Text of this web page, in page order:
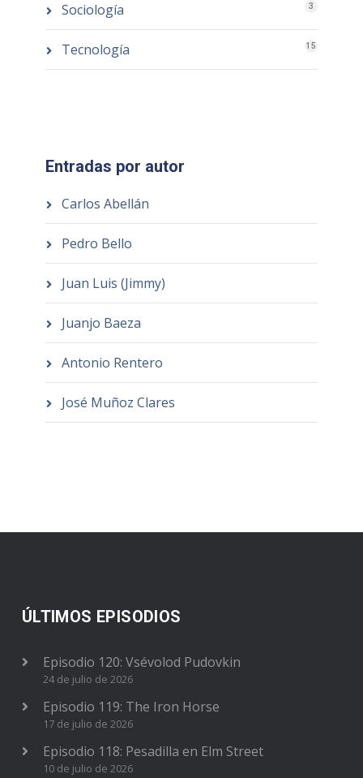
Sociología 3
Tecnología 15
Entradas por autor
Carlos Abellán
Pedro Bello
Juan Luis (Jimmy)
Juanjo Baeza
Antonio Rentero
José Muñoz Clares
ÚLTIMOS EPISODIOS
Episodio 120: Vsévolod Pudovkin
24 de julio de 2026
Episodio 119: The Iron Horse
17 de julio de 2026
Episodio 118: Pesadilla en Elm Street
10 de julio de 2026